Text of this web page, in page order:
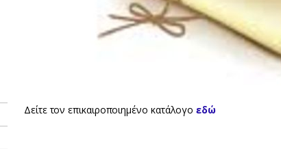
Δείτε τον επικαιροποιημένο κατάλογοεδώ